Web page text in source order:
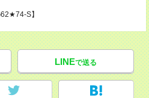
S】
LINEで送る